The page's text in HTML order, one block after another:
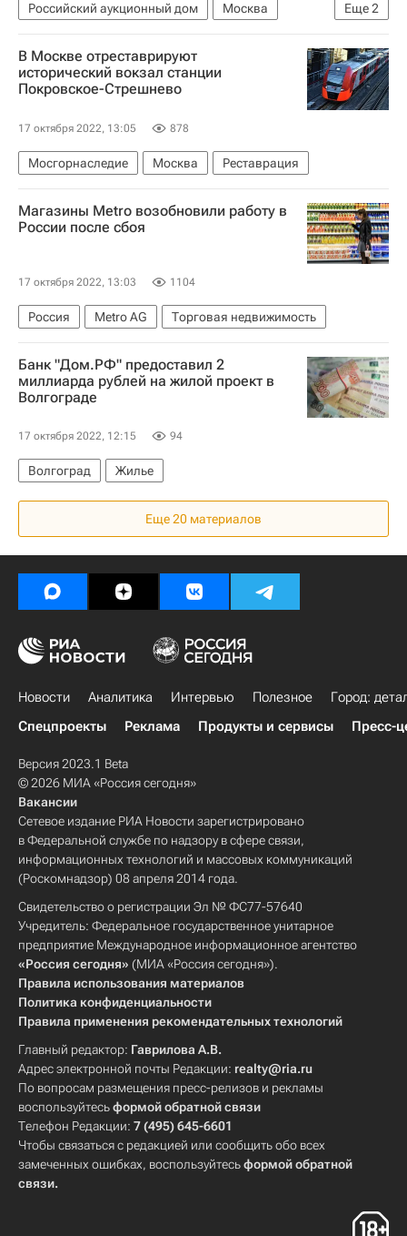
Еще2
Российский аукционный дом
Москва
Коммерческая недвижимость
Сбербанк России
В Москве отреставрируют
исторический вокзал станции
Покровское-Стрешнево
17 октября 2022, 13:05 878
Мосгорнаследие Москва Реставрация
Магазины Metro возобновили работу в
России после сбоя
17 октября 2022, 13:03 1104
Россия Metro AG Торговая недвижимость
Банк "Дом.РФ" предоставил 2
миллиарда рублей на жилой проект в
Волгограде
17 октября 2022, 12:15 94
Волгоград Жилье
Еще 20 материалов
Новости Аналитика Интервью Полезное
Город:
Спецпроекты
Реклама Продукты и сервисы Пресс-
Версия 2023.1 Beta
© 2026 МИА «Россия сегодня»
Вакансии
Сетевое издание РИА Новости зарегистрировано
в Федеральной службе по надзору в сфере связи,
информационных технологий и массовых коммуникаций
(Роскомнадзор) 08 апреля 2014 года.
Свидетельство о регистрации Эл № ФС77-57640
Учредитель: Федеральное государственное унитарное
предприятие Международное информационное агентство
«Россия сегодня» (МИА «Россия сегодня»).
Правила использования материалов
Политика конфиденциальности
Правила применения рекомендательных технологий
Главный редактор: Гаврилова А.В.
Адрес электронной почты Редакции: realty@ria.ru
По вопросам размещения пресс-релизов и рекламы
воспользуйтесьформой обратной связи
Телефон Редакции: 7 (495) 645-6601
Чтобы связаться с редакцией или сообщить обо всех
замеченных ошибках, воспользуйтесьформой обратной
связи.